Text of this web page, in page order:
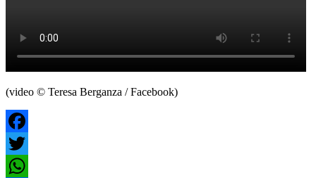
(video © Teresa Berganza / Facebook)
Facebook
Twitter